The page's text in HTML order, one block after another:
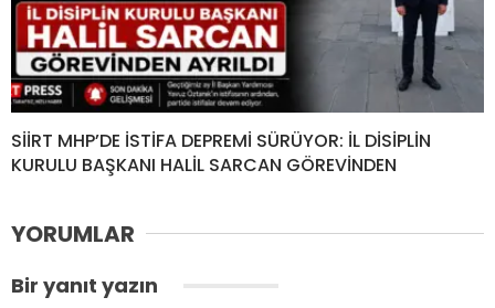
SİİRT MHP’DE İSTİFA DEPREMİ SÜRÜYOR: İL DİSİPLİN
KURULU BAŞKANI HALİL SARCAN GÖREVİNDEN
YORUMLAR
Bir yanıt yazın